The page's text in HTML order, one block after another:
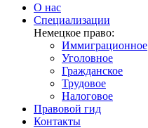
О нас
Специализации
Немецкое право:
Иммиграционное
Уголовное
Гражданское
Трудовое
Налоговое
Правовой гид
Контакты